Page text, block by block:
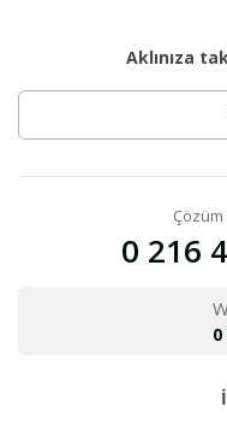
Aklınıza
0 216
0